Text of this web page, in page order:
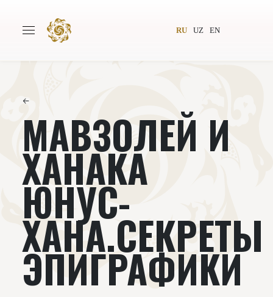
RU UZ EN
Авторы Всемирное общество
Издательство
Проекты
Книги
←
МАВЗОЛЕЙ И
ХАНАКА
ЮНУС-
ХАНА.СЕКРЕТЫ
ЭПИГРАФИКИ